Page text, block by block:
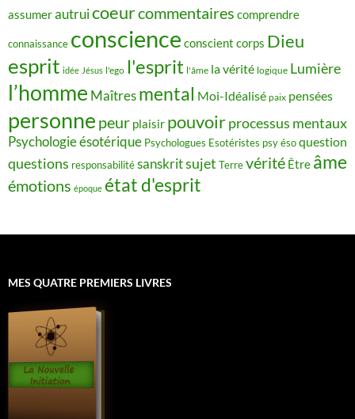
assumerautruicoeurcommentaires comprendre
connaissance conscience conscient corps Dieu
esprit idée Jésus l'ego l'esprit l'âme la vérité logique Lumière
l’homme Maîtres mental Moi-Idéalisé paix pensées
personne peur plaisir pouvoirprocessus mentaux
Psychologie ésotérique Psychologues Esotéristes psy ésoquestion
questions responsabilitésanskritsujet Terrevérité Être âme
émotions époque état d'esprit
MES QUATRE PREMIERS LIVRES